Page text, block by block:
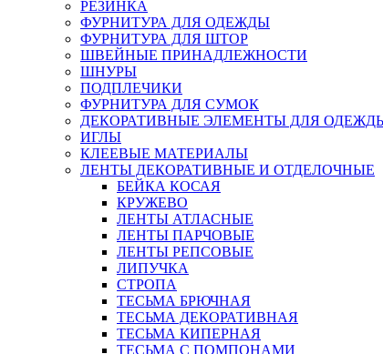
РЕЗИНКА
ФУРНИТУРА ДЛЯ ОДЕЖДЫ
ФУРНИТУРА ДЛЯ ШТОР
ШВЕЙНЫЕ ПРИНАДЛЕЖНОСТИ
ШНУРЫ
ПОДПЛЕЧИКИ
ФУРНИТУРА ДЛЯ СУМОК
ДЕКОРАТИВНЫЕ ЭЛЕМЕНТЫ ДЛЯ
ИГЛЫ
КЛЕЕВЫЕ МАТЕРИАЛЫ
ЛЕНТЫ ДЕКОРАТИВНЫЕ И ОТДЕЛОЧНЫЕ
БЕЙКА КОСАЯ
КРУЖЕВО
ЛЕНТЫ АТЛАСНЫЕ
ЛЕНТЫ ПАРЧОВЫЕ
ЛЕНТЫ РЕПСОВЫЕ
ЛИПУЧКА
СТРОПА
ТЕСЬМА БРЮЧНАЯ
ТЕСЬМА ДЕКОРАТИВНАЯ
ТЕСЬМА КИПЕРНАЯ
ТЕСЬМА С ПОМПОНАМИ